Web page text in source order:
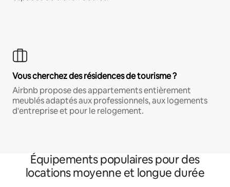
Vous cherchez des résidences de tourisme ?
Airbnb propose des appartements entièrement
meublés adaptés aux professionnels, aux logements
d'entreprise et pour le relogement.
Équipements populaires pour des
locations moyenne et longue durée